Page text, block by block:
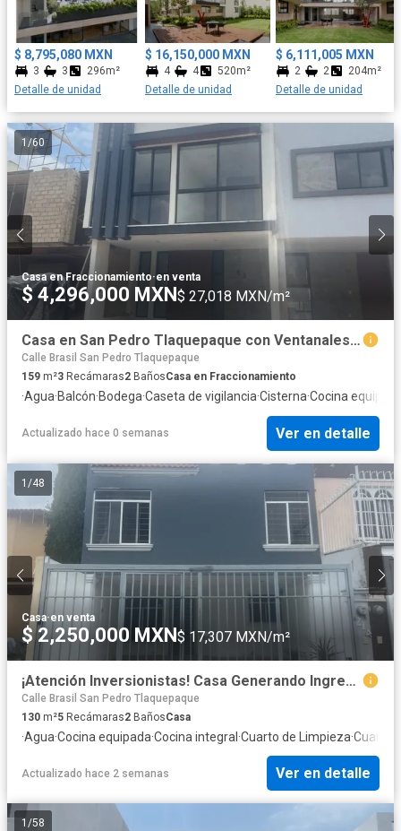
cerrado de televisión. Entrega Inmediata. ¡Visítanos, no pierdas
esta oportunidad de vivir en el lugar de tus sueños!
$ 8,795,080 MXN
3 3
296m²
Detalle de unidad
$ 16,150,000 MXN
4 4
520m²
Detalle de unidad
$ 6,111,005 MXN
2 2
204m²
Detalle de unidad
1 /60
Casa en Fraccionamiento·en venta
$ 4,296,000 MXN $ 27,018 MXN/m²
Casa en San Pedro Tlaquepaque con Ventanales Panorámicos y Diseño Moderno
Calle Brasil San Pedro Tlaquepaque
159 m²3 Recámaras2 BañosCasa en Fraccionamiento
·Agua·Balcón·Bodega·Caseta de vigilancia·Cisterna·Cocina
Actualizado hace 0 semanas Ver en detalle
1 /48
Casa·en venta
$ 2,250,000 MXN$ 17,307 MXN/m²
¡Atención Inversionistas! Casa Generando Ingresos (Modelo Roomies) en Villa Fontana Residencial, San Pedro Tlaquepaque
Calle Brasil San Pedro Tlaquepaque
130 m²5 Recámaras2 BañosCasa
·Agua·Cocina equipada·Cocina integral ·Cuarto de Limpieza·Cuarto
Actualizado hace 2 semanas Ver en detalle
1 /58